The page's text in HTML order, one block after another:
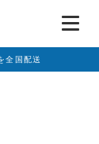
全国配送